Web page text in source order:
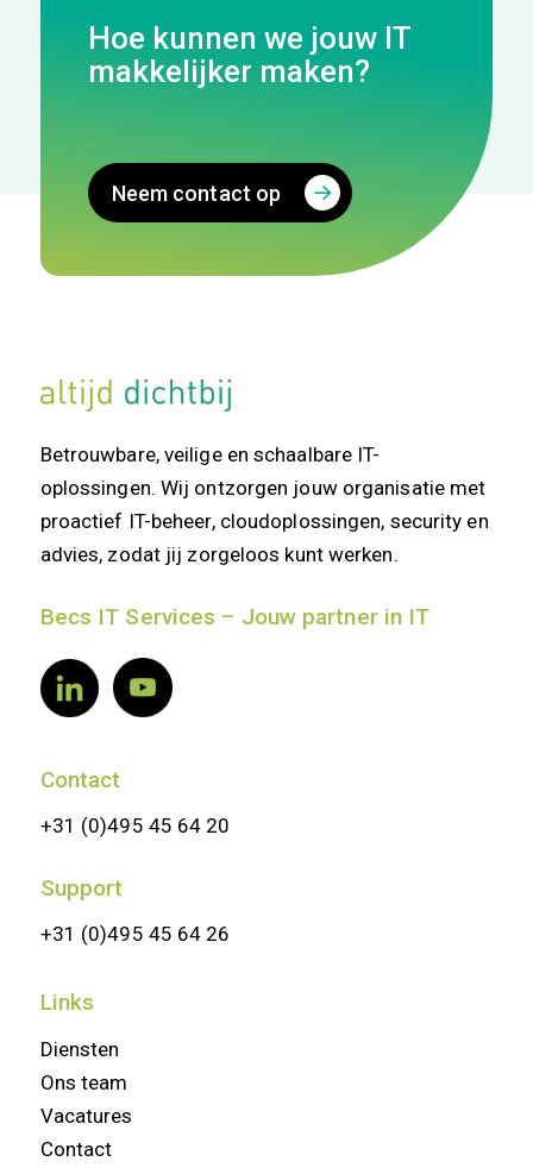
Hoe kunnen we jouw IT
makkelijker maken?
Neem contact op
Betrouwbare, veilige en schaalbare IT-
oplossingen. Wij ontzorgen jouw organisatie met
proactief IT-beheer, cloudoplossingen, security en
advies, zodat jij zorgeloos kunt werken.
Becs IT Services – Jouw partner in IT
Contact
+31 (0)495 45 64 20
Support
+31 (0)495 45 64 26
Links
Diensten
Ons team
Vacatures
Contact